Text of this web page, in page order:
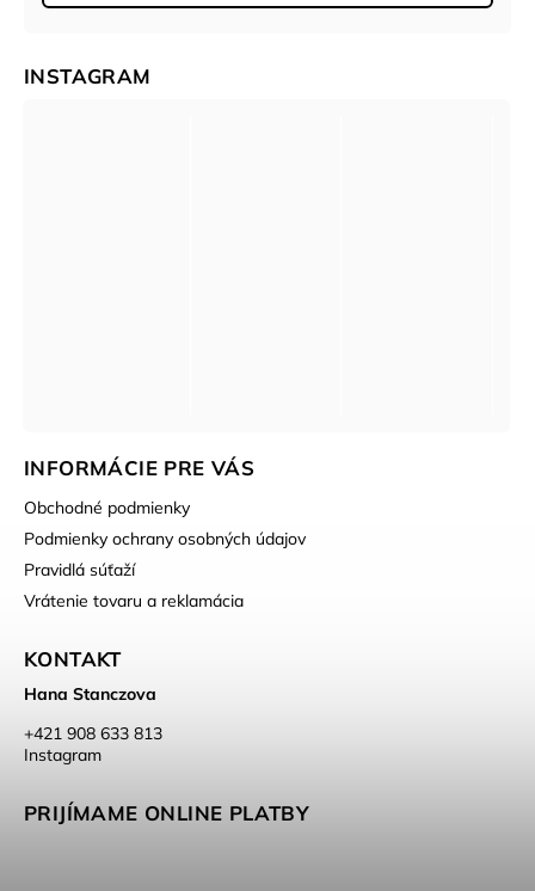
INFORMÁCIE PRE VÁS
Obchodné podmienky
Podmienky ochrany osobných údajov
Pravidlá súťaží
Vrátenie tovaru a reklamácia
KONTAKT
Hana Stanczova
‭+421 908 633 813‬
Instagram
PRIJÍMAME ONLINE PLATBY
INSTAGRAM